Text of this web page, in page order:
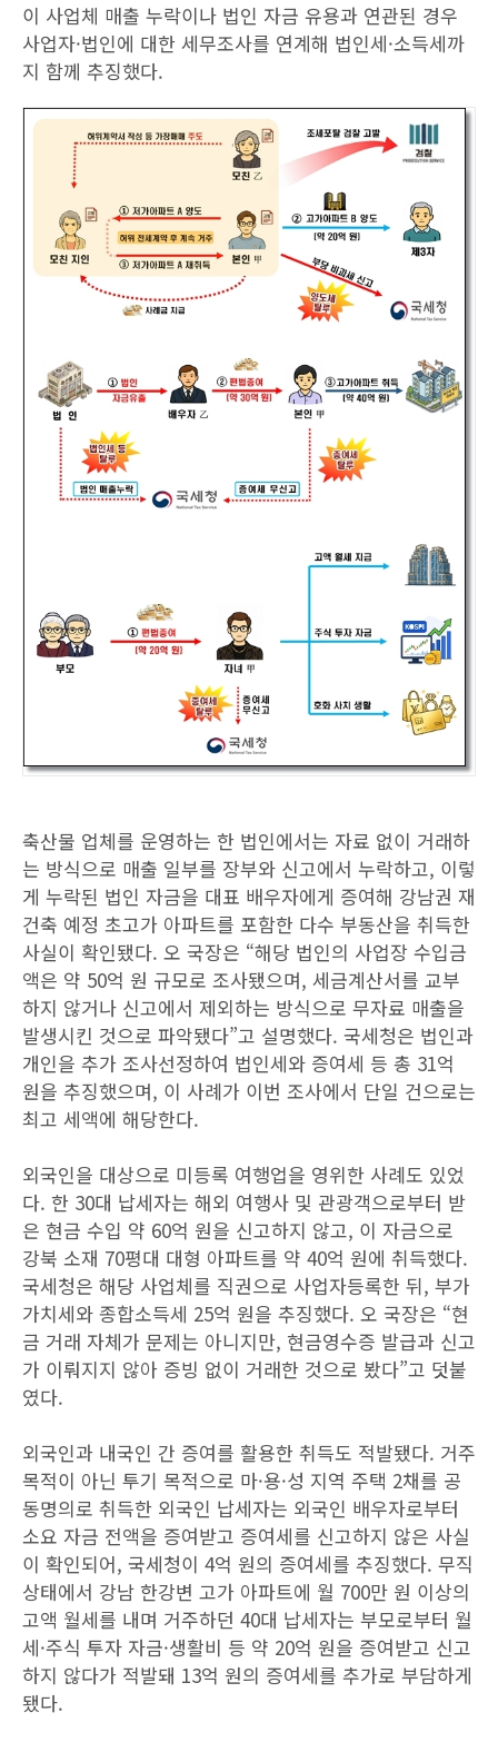
이 사업체 매출 누락이나 법인 자금 유용과 연관된 경우
사업자·법인에 대한 세무조사를 연계해 법인세·소득세까
지 함께 추징했다.
축산물 업체를 운영하는 한 법인에서는 자료 없이 거래하
는 방식으로 매출 일부를 장부와 신고에서 누락하고, 이렇
게 누락된 법인 자금을 대표 배우자에게 증여해 강남권 재
건축 예정 초고가 아파트를 포함한 다수 부동산을 취득한
사실이 확인됐다. 오 국장은 “해당 법인의 사업장 수입금
액은 약 50억 원 규모로 조사됐으며, 세금계산서를 교부
하지 않거나 신고에서 제외하는 방식으로 무자료 매출을
발생시킨 것으로 파악됐다”고 설명했다. 국세청은 법인과
개인을 추가 조사선정하여 법인세와 증여세 등 총 31억
원을 추징했으며, 이 사례가 이번 조사에서 단일 건으로는
최고 세액에 해당한다.
외국인을 대상으로 미등록 여행업을 영위한 사례도 있었
다. 한 30대 납세자는 해외 여행사 및 관광객으로부터 받
은 현금 수입 약 60억 원을 신고하지 않고, 이 자금으로
강북 소재 70평대 대형 아파트를 약 40억 원에 취득했다.
국세청은 해당 사업체를 직권으로 사업자등록한 뒤, 부가
가치세와 종합소득세 25억 원을 추징했다. 오 국장은 “현
금 거래 자체가 문제는 아니지만, 현금영수증 발급과 신고
가 이뤄지지 않아 증빙 없이 거래한 것으로 봤다”고 덧붙
였다.
외국인과 내국인 간 증여를 활용한 취득도 적발됐다. 거주
목적이 아닌 투기 목적으로 마·용·성 지역 주택 2채를 공
동명의로 취득한 외국인 납세자는 외국인 배우자로부터
소요 자금 전액을 증여받고 증여세를 신고하지 않은 사실
이 확인되어, 국세청이 4억 원의 증여세를 추징했다. 무직
상태에서 강남 한강변 고가 아파트에 월 700만 원 이상의
고액 월세를 내며 거주하던 40대 납세자는 부모로부터 월
세·주식 투자 자금·생활비 등 약 20억 원을 증여받고 신고
하지 않다가 적발돼 13억 원의 증여세를 추가로 부담하게
됐다.